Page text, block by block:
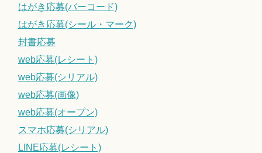
はがき応募(バーコード)
はがき応募(シール・マーク)
封書応募
web応募(レシート)
web応募(シリアル)
web応募(画像)
web応募(オープン)
スマホ応募(シリアル)
LINE応募(レシート)